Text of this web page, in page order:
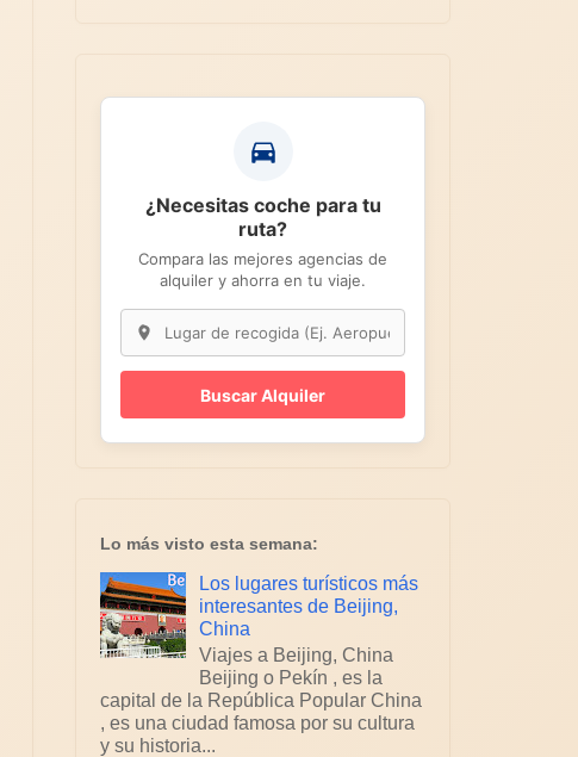
¿Necesitas coche para tu
ruta?
Compara las mejores agencias de
alquiler y ahorra en tu viaje.
Buscar Alquiler
Lo más visto esta semana:
Los lugares turísticos más
interesantes de Beijing,
China
Viajes a Beijing, China
Beijing o Pekín , es la
capital de la República Popular China
, es una ciudad famosa por su cultura
y su historia...